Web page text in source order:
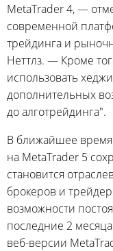
MetaTrader 4, —
современной
трейдинга и
Неттлз. — Кроме
использовать
дополнительных
до алготрейдинга".
В ближайшее время
на MetaTrader 5
становится
брокеров и
возможности
последние 2
веб-версии